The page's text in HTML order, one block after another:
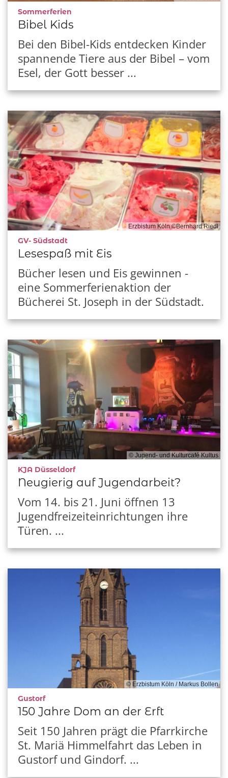
Sommerferien
Bibel Kids
Bei den Bibel-Kids entdecken Kinder
spannende Tiere aus der Bibel – vom
Esel, der Gott besser ...
Erzbistum Köln ©Bernhard Riedl
GV- Südstadt:
Lesespaß mit Eis
Bücher lesen und Eis gewinnen -
eine Sommerferienaktion der
Bücherei St. Joseph in der Südstadt.
© Jugend- und Kulturcafé Kultus
KJA Düsseldorf:
Neugierig auf Jugendarbeit?
Vom 14. bis 21. Juni öffnen 13
Jugendfreizeiteinrichtungen ihre
Türen. ...
© Erzbistum Köln / Markus Bollen
Gustorf:
150 Jahre Dom an der Erft
Seit 150 Jahren prägt die Pfarrkirche
St. Mariä Himmelfahrt das Leben in
Gustorf und Gindorf. ...